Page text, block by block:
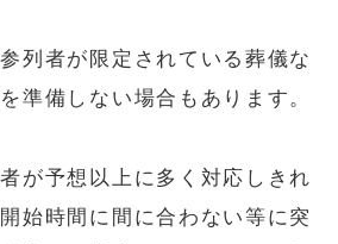
列者が限定されている葬儀な
準備しない場合もあります。
が予想以上に多く対応しきれ
始時間に間に合わない等に突